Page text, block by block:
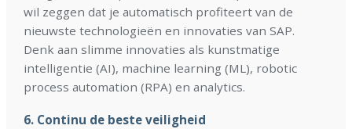
wil zeggen dat je automatisch profiteert van de
nieuwste technologieën en innovaties van SAP.
Denk aan slimme innovaties als kunstmatige
intelligentie (AI), machine learning (ML), robotic
process automation (RPA) en analytics.
6. Continu de beste veiligheid